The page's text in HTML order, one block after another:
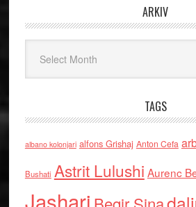
ARKIV
TAGS
albano kolonjari alfons Grishaj Anton Cefa
Bushati Astrit Lulushi Aurenc
Jashari